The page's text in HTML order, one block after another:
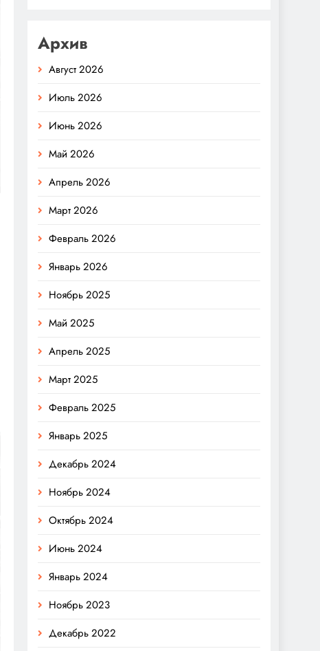
Архив
Август 2026
Июль 2026
Июнь 2026
Май 2026
Апрель 2026
Март 2026
Февраль 2026
Январь 2026
Ноябрь 2025
Май 2025
Апрель 2025
Март 2025
Февраль 2025
Январь 2025
Декабрь 2024
Ноябрь 2024
Октябрь 2024
Июнь 2024
Январь 2024
Ноябрь 2023
Декабрь 2022